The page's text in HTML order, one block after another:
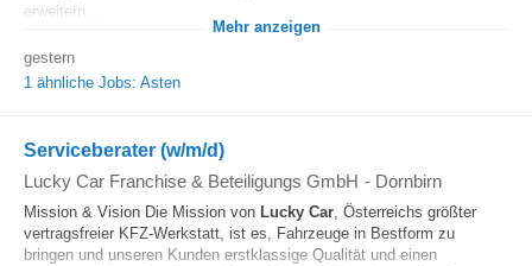
erweitern...
Mehr anzeigen
gestern
1 ähnliche Jobs: Asten
Serviceberater (w/m/d)
Lucky Car Franchise & Beteiligungs GmbH - Dornbirn
Mission & Vision Die Mission von Lucky Car, Österreichs größter
vertragsfreier KFZ-Werkstatt, ist es, Fahrzeuge in Bestform zu
bringen und unseren Kunden erstklassige Qualität und einen